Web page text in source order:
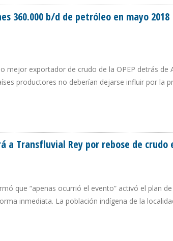
360.000 b/d de petróleo en mayo 2018
mejor exportador de crudo de la OPEP detrás
productores no deberían dejarse influir por la
a Transfluvial Rey por rebose de crudo
que “apenas ocurrió el evento” activó el plan
inmediata. La población indígena de la